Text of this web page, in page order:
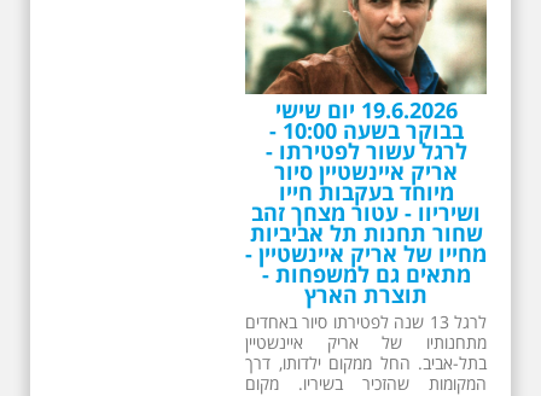
מחייו של אריק איינשטיין -
מתאים גם למשפחות -
תוצרת הארץ
לרגל 13 שנה לפטירתו סיור באחדים
מתחנותיו של אריק איינשטיין
בתל-אביב. החל ממקום ילדותו, דרך
המקומות שהזכיר בשיריו. מקום
עליהם חלם והתגעגע. נתחיל מבית
הולדתו ברחוב גורדון. נשמע אחדים
משיריו של אריק איינשטיין ונסיים את
הסיור ליד קברו בבית הקברות
טרומפלדור. תוצרת הארץ